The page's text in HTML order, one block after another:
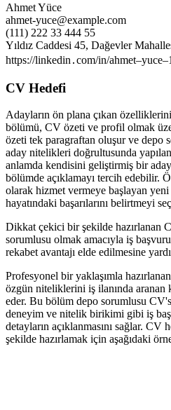
Ahmet Yüce
ahmet-yuce@example.com
(111) 222 33 444 55
Yıldız Caddesi 45, Dağevler
https://linkedin․com/in/
CV Hedefi
Adayların ön plana çıkan
bölümü, CV özeti ve profil olmak
özeti tek paragraftan oluşur ve depo
aday nitelikleri doğrultusunda
anlamda kendisini geliştirmiş bir
bölümde açıklamayı tercih edebilir.
olarak hizmet vermeye başlayan
hayatındaki başarılarını belirtmeyi
Dikkat çekici bir şekilde hazırlanan
sorumlusu olmak amacıyla iş
rekabet avantajı elde edilmesine
Profesyonel bir yaklaşımla
özgün niteliklerini iş ilanında
eder. Bu bölüm depo sorumlusu
deneyim ve nitelik birikimi gibi iş
detayların açıklanmasını sağlar.
şekilde hazırlamak için aşağıdaki